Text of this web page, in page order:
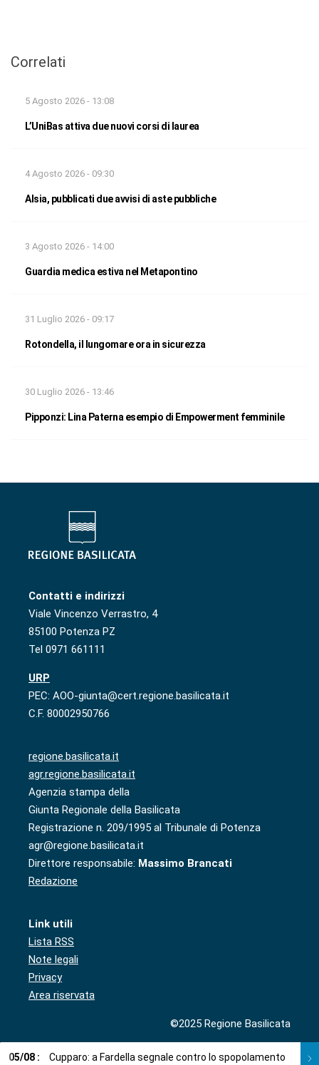
Correlati
5 Agosto 2026 - 13:08
L’UniBas attiva due nuovi corsi di laurea
4 Agosto 2026 - 09:30
Alsia, pubblicati due avvisi di aste pubbliche
3 Agosto 2026 - 14:00
Guardia medica estiva nel Metapontino
31 Luglio 2026 - 09:17
Rotondella, il lungomare ora in sicurezza
30 Luglio 2026 - 13:46
Pipponzi: Lina Paterna esempio di Empowerment femminile
Contatti e indirizzi
Viale Vincenzo Verrastro, 4
85100 Potenza PZ
Tel 0971 661111
URP
PEC: AOO-giunta@cert.regione.basilicata.it
C.F. 80002950766
regione.basilicata.it
agr.regione.basilicata.it
Agenzia stampa della
Giunta Regionale della Basilicata
Registrazione n. 209/1995 al Tribunale di Potenza
agr@regione.basilicata.it
Direttore responsabile: Massimo Brancati
Redazione
Link utili
Lista RSS
Note legali
Privacy
Area riservata
©2025 Regione Basilicata
05/08 : Cupparo: a Fardella segnale contro lo spopolamento 05